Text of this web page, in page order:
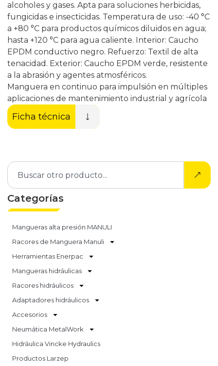
alcoholes y gases. Apta para soluciones herbicidas,
fungicidas e insecticidas. Temperatura de uso: -40 °C
a +80 °C para productos químicos diluidos en agua;
hasta +120 °C para agua caliente. Interior: Caucho
EPDM conductivo negro. Refuerzo: Textil de alta
tenacidad. Exterior: Caucho EPDM verde, resistente
a la abrasión y agentes atmosféricos.
Manguera en continuo para impulsión en múltiples
aplicaciones de mantenimiento industrial y agrícola
Ficha técnica
Categorías
Mangueras alta presión MANULI
Racores de Manguera Manuli
Herramientas Enerpac
Mangueras hidráulicas
Racores hidráulicos
Adaptadores hidráulicos
Accesorios
Neumática MetalWork
Hidráulica Vincke Hydraulics
Productos Larzep